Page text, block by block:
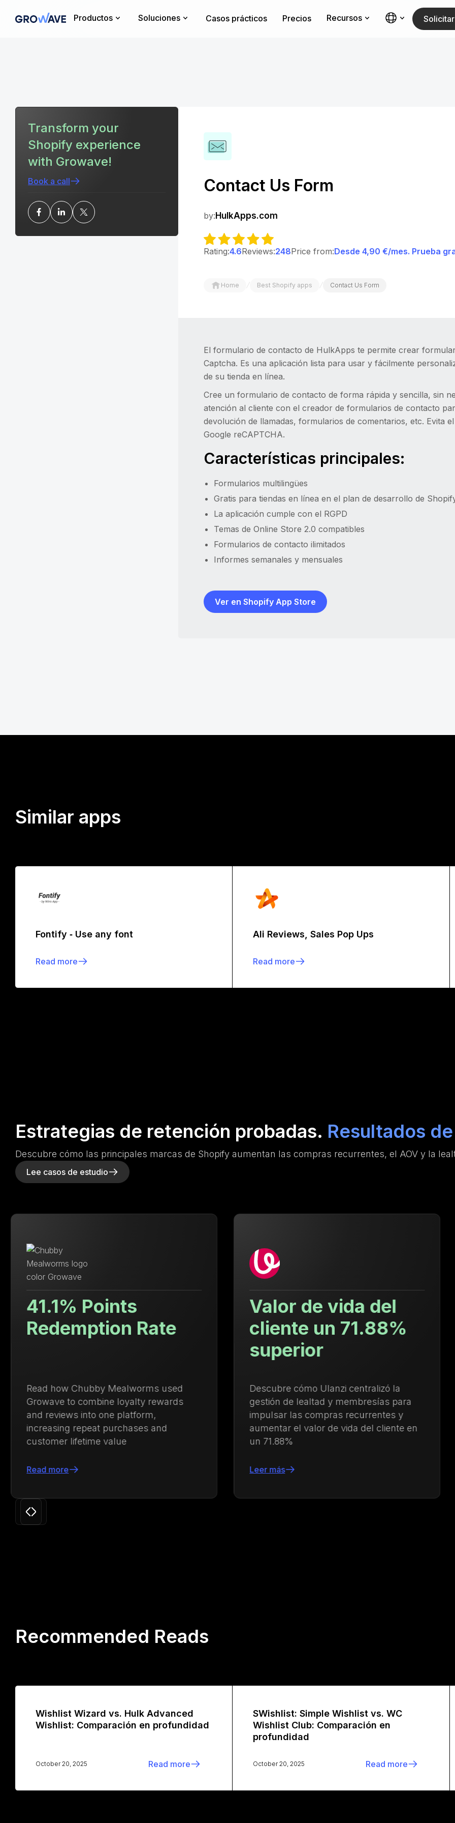
Productos Soluciones Casos prácticos Precios Recursos
Transform your
Shopify experience
with Growave!
Book a call Contact Us Form
by: HulkApps.com
Rating:4.6Reviews:248Price from:Desde 4,90 €/mes. Prueba
Home / Best Shopify apps / Contact Us Form
El formulario de contacto de HulkApps te permite crear
Captcha. Es una aplicación lista para usar y fácilmente
de su tienda en línea.
Cree un formulario de contacto de forma rápida y sencilla, sin
atención al cliente con el creador de formularios de contacto
devolución de llamadas, formularios de comentarios, etc. Evita
Google reCAPTCHA.
Características principales:
Formularios multilingües
Gratis para tiendas en línea en el plan de desarrollo de
La aplicación cumple con el RGPD
Temas de Online Store 2.0 compatibles
Formularios de contacto ilimitados
Informes semanales y mensuales
Ver en Shopify App Store
Similar apps
Fontify ‑ Use any font
Read more
Ali Reviews, Sales Pop Ups
Read more
Estrategias de retención probadas. Resultados
Descubre cómo las principales marcas de Shopify aumentan las compras recurrentes, el AOV y la
Lee casos de estudio
Valor de vida del
cliente un 71.88%
Descubre cómo Ulanzi centralizó la
gestión de lealtad y membresías para
impulsar las compras recurrentes y
aumentar el valor de vida del cliente en
un 71.88%
Leer más
Tasa de recompra
9.4 veces mayor
Descubre cómo Growave ayudó a
Ysabel Mora a impulsar las compras
recurrentes y a fortalecer la lealtad del
cliente
Slide 3 of 24.
Recommended Reads
Wishlist Wizard vs. Hulk Advanced
Wishlist: Comparación en profundidad
October 20, 2025 Read more
SWishlist: Simple Wishlist vs. WC
Wishlist Club: Comparación en
profundidad
October 20, 2025 Read more